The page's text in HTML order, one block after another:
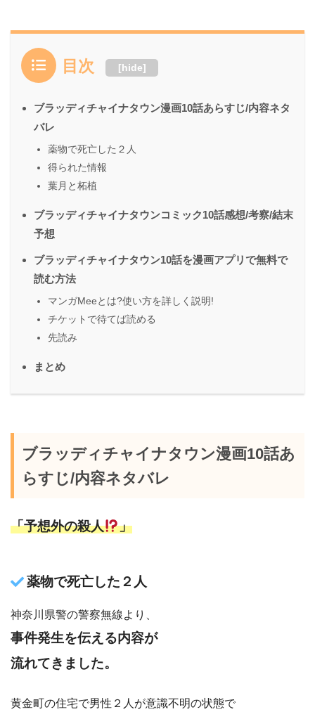
目次 [hide]
ブラッディチャイナタウン漫画10話あらすじ/内容ネタ
バレ
薬物で死亡した２人
得られた情報
葉月と柘植
ブラッディチャイナタウンコミック10話感想/考察/結末
予想
ブラッディチャイナタウン10話を漫画アプリで無料で
読む方法
マンガMeeとは?使い方を詳しく説明!
チケットで待てば読める
先読み
まとめ
ブラッディチャイナタウン漫画10話あ
らすじ/内容ネタバレ
「予想外の殺人 」
薬物で死亡した２人
神奈川県警の警察無線より、
事件発生を伝える内容が
流れてきました。
黄金町の住宅で男性２人が意識不明の状態で